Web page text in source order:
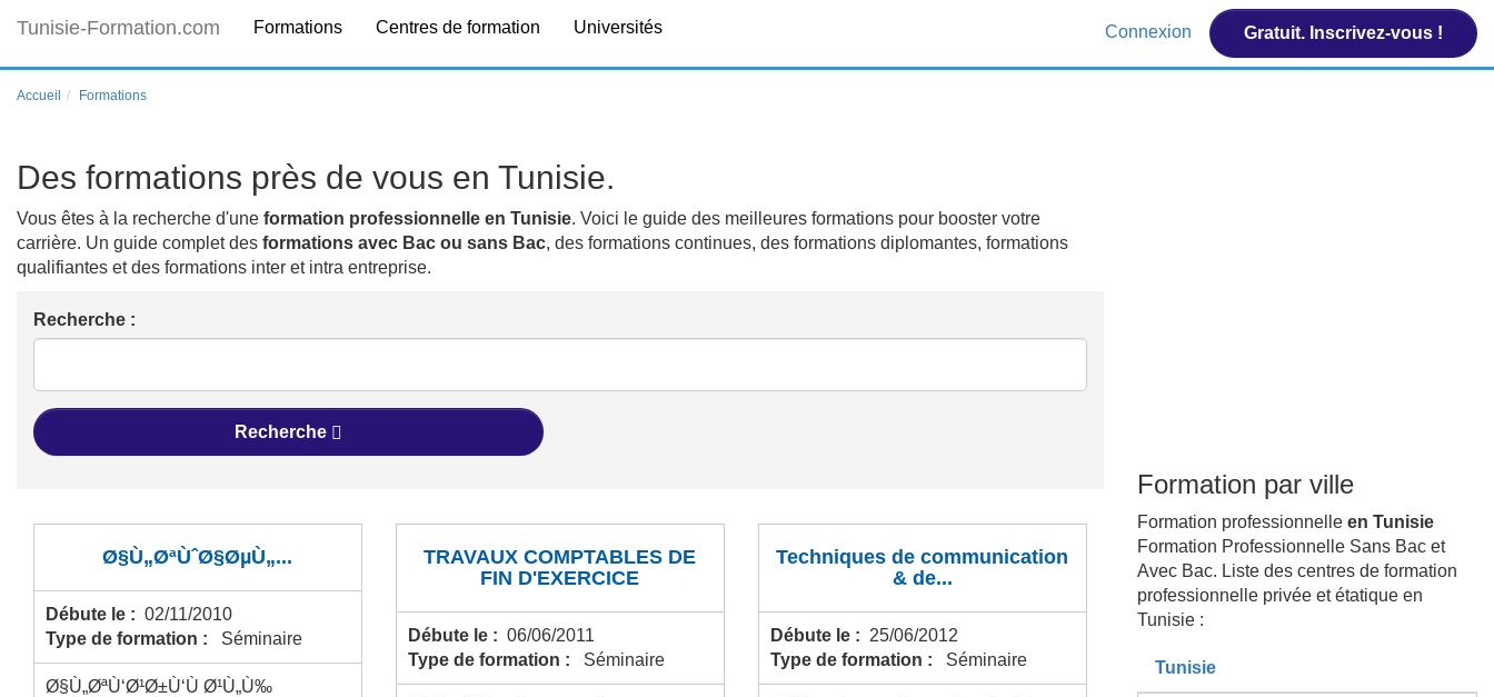
Tunisie-Formation.com Formations Centres de formation Universités Connexion Gratuit. Inscrivez-vous !
Accueil Formations
Des formations près de vous en Tunisie.
Vous êtes à la recherche d'une formation professionnelle en Tunisie. Voici le guide des meilleures formations pour booster votre
carrière. Un guide complet des formations avec Bac ou sans Bac, des formations continues, des formations diplomantes, formations
qualifiantes et des formations inter et intra entreprise.
Recherche :
Recherche
Ø§Ù„ØªÙˆØ§ØµÙ„...
Débute le : 02/11/2010
Type de formation :
Séminaire
Ø§Ù„ØªÙ‘Ø¹Ø±Ù‘Ù Ø¹Ù„Ù‰
TRAVAUX COMPTABLES DE
FIN D'EXERCICE
Débute le : 06/06/2011
Type de formation :
Séminaire
Techniques de communication
& de...
Débute le : 25/06/2012
Type de formation :
Séminaire
Formation par ville
Formation professionnelle en Tunisie
Formation Professionnelle Sans Bac et
Avec Bac. Liste des centres de formation
professionnelle privée et étatique en
Tunisie :
Tunisie